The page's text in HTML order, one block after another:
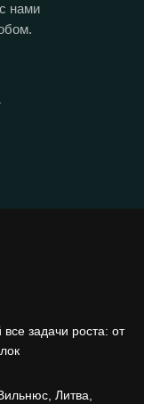
нами
задачи роста: от
Литва,